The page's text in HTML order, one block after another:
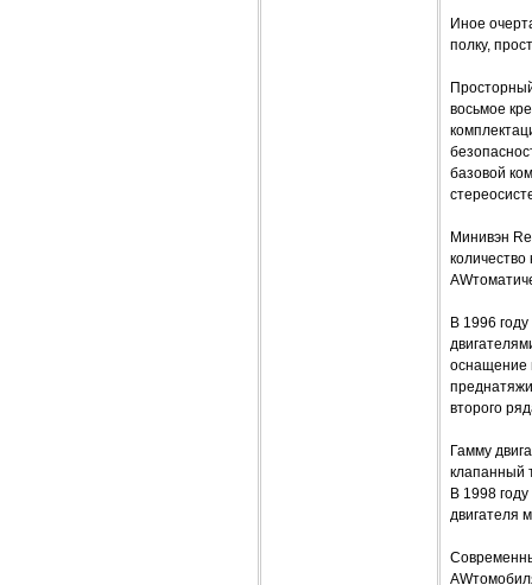
Иное
полку,
восьмое
базовой
Минивэн
В 1996
оснащение
второго
Гамму
клапанный
В 1998
двигателя